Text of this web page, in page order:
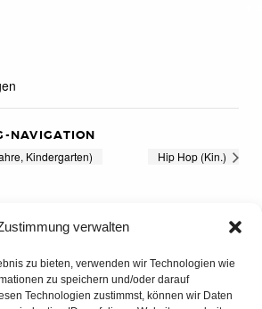
verwalten
zu bieten, verwenden wir Technologien wie
zu speichern und/oder darauf
Technologien zustimmst, können wir Daten
NAVIGATION
Kindergarten) Hip Hop (Kin.)